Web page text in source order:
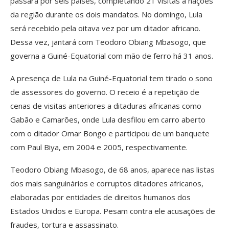
da região durante os dois mandatos. No domingo, Lula
será recebido pela oitava vez por um ditador africano.
Dessa vez, jantará com Teodoro Obiang Mbasogo, que
governa a Guiné-Equatorial com mão de ferro há 31 anos.
A presença de Lula na Guiné-Equatorial tem tirado o sono
de assessores do governo. O receio é a repetição de
cenas de visitas anteriores a ditaduras africanas como
Gabão e Camarões, onde Lula desfilou em carro aberto
com o ditador Omar Bongo e participou de um banquete
com Paul Biya, em 2004 e 2005, respectivamente.
Teodoro Obiang Mbasogo, de 68 anos, aparece nas listas
dos mais sanguinários e corruptos ditadores africanos,
elaboradas por entidades de direitos humanos dos
Estados Unidos e Europa. Pesam contra ele acusações de
fraudes, tortura e assassinato.